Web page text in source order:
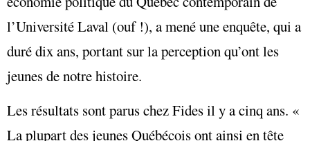
l’Université Laval (ouf !), a mené une enquête, qui a
duré dix ans, portant sur la perception qu’ont les
jeunes de notre histoire.
Les résultats sont parus chez Fides il y a cinq ans. «
La plupart des jeunes Québécois ont ainsi en tête